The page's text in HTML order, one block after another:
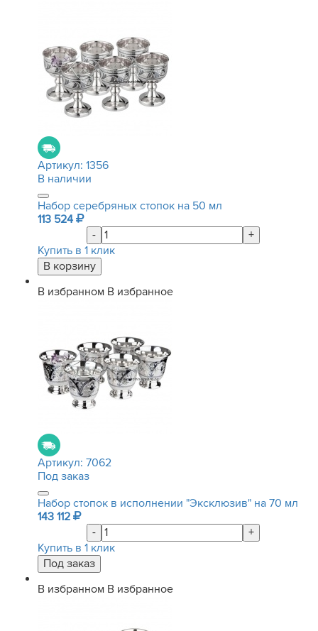
Артикул: 1356
В наличии
Набор серебряных стопок на 50 мл
113 524
-
+
Купить в 1 клик
В избранном В избранное
Артикул: 7062
Под заказ
Набор стопок в исполнении "Эксклюзив" на 70 мл
143 112
-
+
Купить в 1 клик
В избранном В избранное